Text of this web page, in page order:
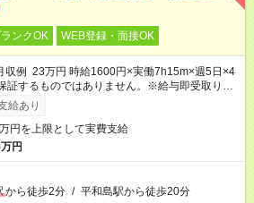
ンクOK WEB登録・面接OK
例 23万円 時給1600円×実働7h15m×週5日×4
するものではありません。※給与即受取りサ
用条件有）
給あり
円を上限として実費支給
円
から徒歩2分 / 平和島駅から徒歩20分